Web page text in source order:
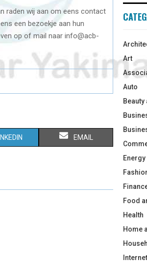
raden wij aan om eens contact
een bezoekje aan hun
op of mail naar info@acb-
S
R
EMAIL
Art
Auto
Energy
Food
Health
Home
Internet